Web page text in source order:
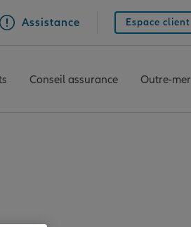
Assistance Espace client
Conseil assurance Outre-mer